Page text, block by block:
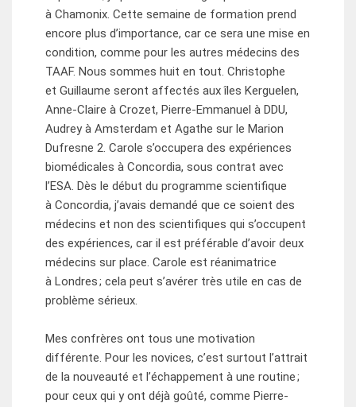
à Chamonix. Cette semaine de formation prend
encore plus d’importance, car ce sera une mise en
condition, comme pour les autres médecins des
TAAF. Nous sommes huit en tout. Christophe
et Guillaume seront affectés aux îles Kerguelen,
Anne-Claire à Crozet, Pierre-Emmanuel à DDU,
Audrey à Amsterdam et Agathe sur le Marion
Dufresne 2. Carole s’occupera des expériences
biomédicales à Concordia, sous contrat avec
l’ESA. Dès le début du programme scientifique
à Concordia, j’avais demandé que ce soient des
médecins et non des scientifiques qui s’occupent
des expériences, car il est préférable d’avoir deux
médecins sur place. Carole est réanimatrice
à Londres ; cela peut s’avérer très utile en cas de
problème sérieux.
Mes confrères ont tous une motivation
différente. Pour les novices, c’est surtout l’attrait
de la nouveauté et l’échappement à une routine ;
pour ceux qui y ont déjà goûté, comme Pierre-